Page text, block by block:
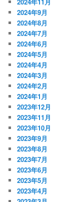
2024年9月
2024年8月
2024年7月
2024年6月
2024年5月
2024年4月
2024年3月
2024年2月
2024年1月
2023年12月
2023年11月
2023年10月
2023年9月
2023年8月
2023年7月
2023年6月
2023年5月
2023年4月